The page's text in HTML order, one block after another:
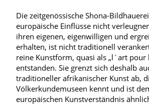
Die zeitgenössische Shona-
europäische Einflüsse nicht
ihren eigenen, eigenwilligen und
erhalten, ist nicht traditionell
reine Kunstform, quasi als „l´art pour
entstanden. Sie grenzt sich deshalb
traditioneller afrikanischer Kunst ab,
Völkerkundemuseen kennt und ist
europäischen Kunstverständnis